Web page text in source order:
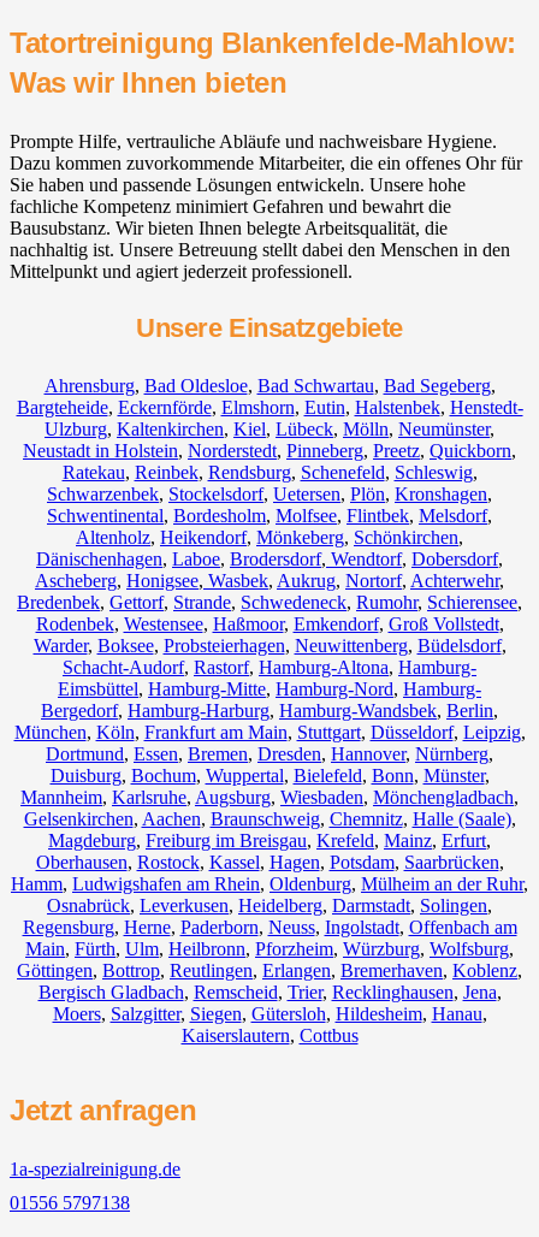
Tatortreinigung Blankenfelde-Mahlow⁠:
Was wir Ihnen bieten
Prompte Hilfe, vertrauliche Abläufe und nachweisbare Hygiene.
Dazu kommen zuvorkommende Mitarbeiter, die ein offenes Ohr für
Sie haben und passende Lösungen entwickeln. Unsere hohe
fachliche Kompetenz minimiert Gefahren und bewahrt die
Bausubstanz. Wir bieten Ihnen belegte Arbeitsqualität, die
nachhaltig ist. Unsere Betreuung stellt dabei den Menschen in den
Mittelpunkt und agiert jederzeit professionell.
Unsere Einsatzgebiete
Ahrensburg, Bad Oldesloe, Bad Schwartau, Bad Segeberg,
Bargteheide, Eckernförde, Elmshorn, Eutin, Halstenbek, Henstedt-
Ulzburg, Kaltenkirchen, Kiel, Lübeck, Mölln, Neumünster,
Neustadt in Holstein, Norderstedt, Pinneberg, Preetz, Quickborn,
Ratekau, Reinbek, Rendsburg, Schenefeld, Schleswig,
Schwarzenbek, Stockelsdorf, Uetersen, Plön, Kronshagen,
Schwentinental, Bordesholm, Molfsee, Flintbek, Melsdorf,
Altenholz, Heikendorf, Mönkeberg, Schönkirchen,
Dänischenhagen, Laboe, Brodersdorf, Wendtorf, Dobersdorf,
Ascheberg, Honigsee, Wasbek, Aukrug, Nortorf, Achterwehr,
Bredenbek, Gettorf, Strande, Schwedeneck, Rumohr, Schierensee,
Rodenbek, Westensee, Haßmoor, Emkendorf, Groß Vollstedt,
Warder, Boksee, Probsteierhagen, Neuwittenberg, Büdelsdorf,
Schacht-Audorf, Rastorf, Hamburg-Altona, Hamburg-
Eimsbüttel, Hamburg-Mitte, Hamburg-Nord, Hamburg-
Bergedorf, Hamburg-Harburg, Hamburg-Wandsbek, Berlin,
München, Köln, Frankfurt am Main, Stuttgart, Düsseldorf, Leipzig,
Dortmund, Essen, Bremen, Dresden, Hannover, Nürnberg,
Duisburg, Bochum, Wuppertal, Bielefeld, Bonn, Münster,
Mannheim, Karlsruhe, Augsburg, Wiesbaden, Mönchengladbach,
Gelsenkirchen, Aachen, Braunschweig, Chemnitz⁠, Halle (Saale),
Magdeburg, Freiburg im Breisgau, Krefeld, Mainz, Erfurt,
Oberhausen, Rostock, Kassel, Hagen, Potsdam, Saarbrücken,
Hamm, Ludwigshafen am Rhein, Oldenburg, Mülheim an der Ruhr,
Osnabrück, Leverkusen, Heidelberg, Darmstadt, Solingen,
Regensburg, Herne, Paderborn, Neuss, Ingolstadt, Offenbach am
Main, Fürth, Ulm, Heilbronn, Pforzheim, Würzburg, Wolfsburg,
Göttingen, Bottrop, Reutlingen, Erlangen, Bremerhaven, Koblenz,
Bergisch Gladbach, Remscheid, Trier, Recklinghausen, Jena,
Moers, Salzgitter, Siegen, Gütersloh, Hildesheim, Hanau,
Kaiserslautern, Cottbus
Jetzt anfragen
1a-spezialreinigung.de
01556 5797138